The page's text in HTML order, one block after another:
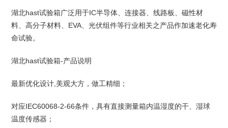
湖北hast试验箱广泛用于IC半导体、连接器、线路板、磁性材
料、高分子材料、EVA、光伏组件等行业相关之产品作加速老化寿
命试验。
湖北hast试验箱-产品说明
最新优化设计,美观大方，做工精细；
对应IEC60068-2-66条件，具有直接测量箱内温湿度的干、湿球
温度传感器；